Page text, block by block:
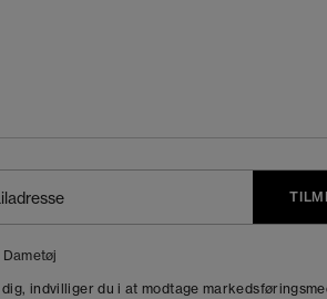
Dametøj
indvilliger du i at modtage